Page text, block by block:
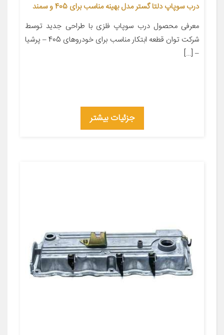
درب سوپاپ دلتا گستر مدل بهینه مناسب برای 405 و سمند
معرفی محصول درب سوپاپ فلزی با طراحی جدید توسط
شرکت توان قطعه ابتکار مناسب برای خودروهای 405 – پرشیا
– […]
جزئیات بیشتر